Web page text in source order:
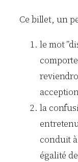
Ce billet, un
le mot
la
conduit
égalité